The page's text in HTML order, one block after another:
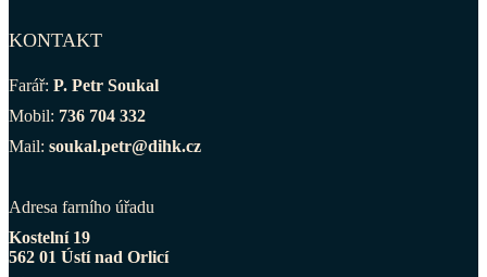
KONTAKT
Farář: P. Petr Soukal
Mobil: 736 704 332
Mail: soukal.petr@dihk.cz
Adresa farního úřadu
Kostelní 19
562 01 Ústí nad Orlicí